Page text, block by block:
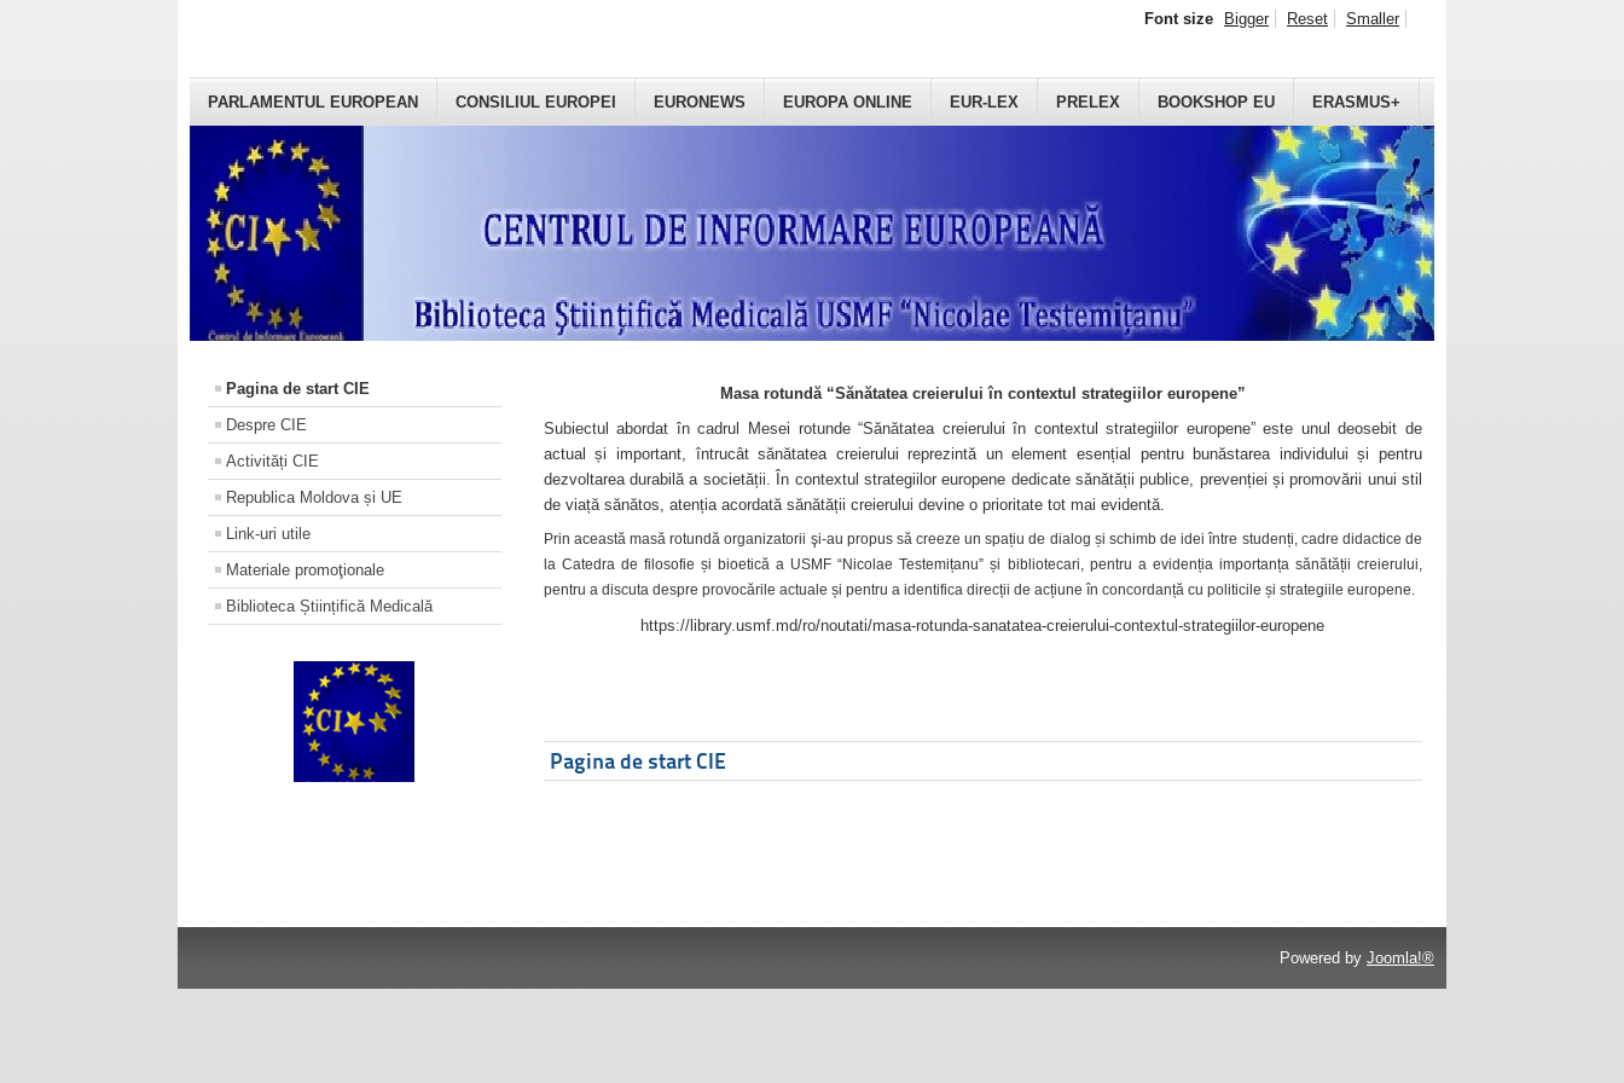
PARLAMENTUL EUROPEAN CONSILIUL EUROPEI EURONEWS EUROPA ONLINE EUR-LEX PRELEX BOOKSHOP EU ERASMUS+
Font size Bigger Reset Smaller
Pagina de start CIE
Despre CIE
Activități CIE
Republica Moldova și UE
Link-uri utile
Materiale promoţionale
Biblioteca Științifică Medicală
Masa rotundă “Sănătatea creierului în contextul strategiilor europene”
Subiectul abordat în cadrul Mesei rotunde “Sănătatea creierului în contextul strategiilor europene” este unul deosebit de
actual și important, întrucât sănătatea creierului reprezintă un element esențial pentru bunăstarea individului și pentru
dezvoltarea durabilă a societății. În contextul strategiilor europene dedicate sănătății publice, prevenției și promovării unui stil
de viață sănătos, atenția acordată sănătății creierului devine o prioritate tot mai evidentă.
Prin această masă rotundă organizatorii şi-au propus să creeze un spațiu de dialog și schimb de idei între studenți, cadre didactice de
la Catedra de filosofie și bioetică a USMF “Nicolae Testemițanu” și bibliotecari, pentru a evidenția importanța sănătății creierului,
pentru a discuta despre provocările actuale și pentru a identifica direcții de acțiune în concordanță cu politicile și strategiile europene.
https://library.usmf.md/ro/noutati/masa-rotunda-sanatatea-creierului-contextul-strategiilor-europene
Pagina de start CIE
Powered by Joomla!®